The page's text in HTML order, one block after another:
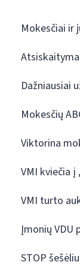
Mokesčiai ir
Dažniausiai
Mokesčių
Viktorina
VMI kviečia į
VMI turto
Įmonių VDU
STOP